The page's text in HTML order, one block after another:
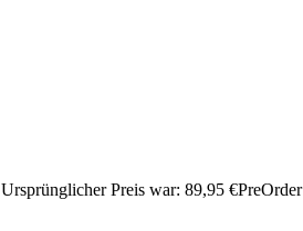
Ursprünglicher Preis war: 89,95 €PreOrder